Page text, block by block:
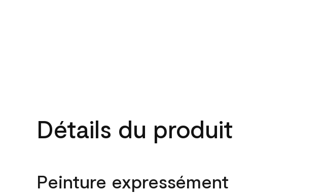
Détails du produit
Peinture expressément